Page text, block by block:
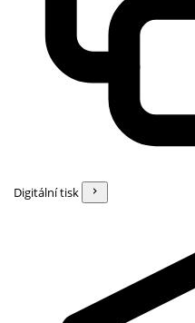
Digitální tisk